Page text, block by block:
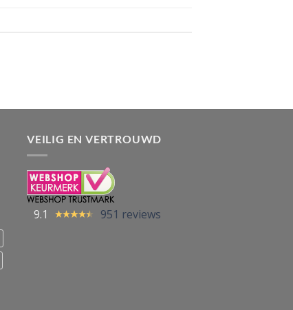
VEILIG EN VERTROUWD
9.1 951 reviews